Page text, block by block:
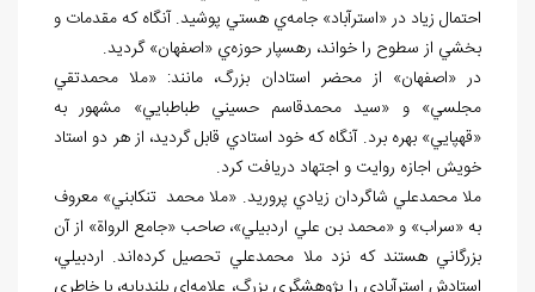
احتمال زياد در «استرآباد» جامه‌ي هستي پوشيد. آنگاه که مقدمات و
بخشي از سطوح را خواند، رهسپار حوزه‌ي «اصفهان» گرديد.
در «اصفهان» از محضر استادان بزرگ، مانند: «ملا محمدتقي
مجلسي» و «سيد محمدقاسم حسيني طباطبايي» مشهور به
«قهپايي» بهره برد. آنگاه که خود استادي قابل گرديد، از هر دو استاد
خويش اجازه روايت و اجتهاد دريافت کرد.
ملا محمدعلي شاگردان زيادي پروريد. «ملا محمد تنکابني» معروف
به «سراب» و «محمد بن علي اردبيلي»، صاحب «جامع الرواة» از آن
بزرگاني هستند که نزد ملا محمدعلي تحصيل کرده‌اند. اردبيلي،